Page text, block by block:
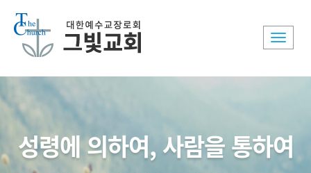
Toggle
성령에 의하여, 사람을 통하여